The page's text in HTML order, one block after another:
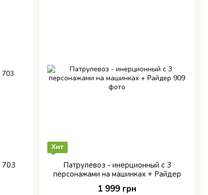
703
Хит
Патрулевоз - инерционный с 3
персонажами на машинках + Райдер
1 999 грн